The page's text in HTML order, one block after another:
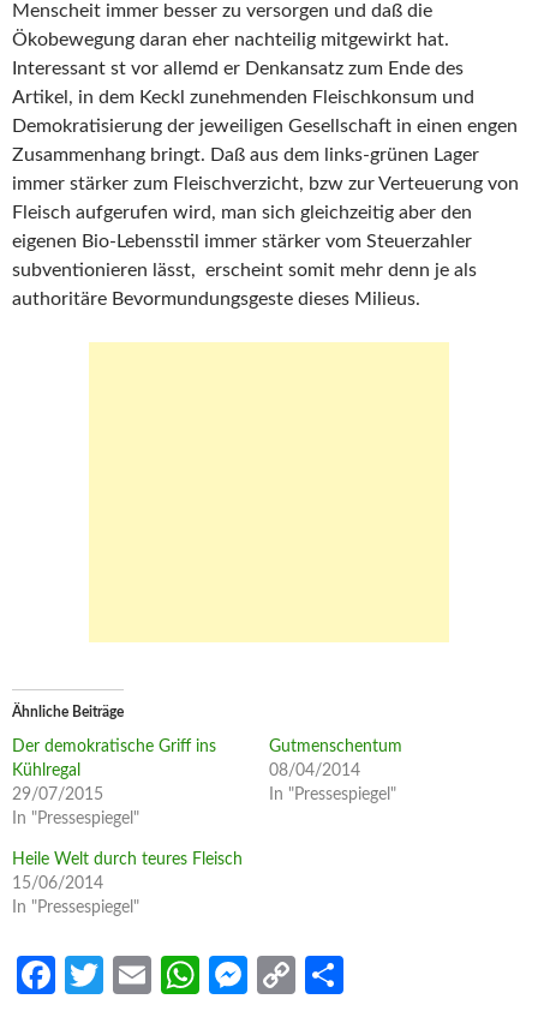
Menscheit immer besser zu versorgen und daß die
Ökobewegung daran eher nachteilig mitgewirkt hat.
Interessant st vor allemd er Denkansatz zum Ende des
Artikel, in dem Keckl zunehmenden Fleischkonsum und
Demokratisierung der jeweiligen Gesellschaft in einen engen
Zusammenhang bringt. Daß aus dem links-grünen Lager
immer stärker zum Fleischverzicht, bzw zur Verteuerung von
Fleisch aufgerufen wird, man sich gleichzeitig aber den
eigenen Bio-Lebensstil immer stärker vom Steuerzahler
subventionieren lässt, erscheint somit mehr denn je als
authoritäre Bevormundungsgeste dieses Milieus.
Ähnliche Beiträge
Der demokratische Griff ins
Kühlregal
29/07/2015
In "Pressespiegel"
Gutmenschentum
08/04/2014
In "Pressespiegel"
Heile Welt durch teures Fleisch
15/06/2014
In "Pressespiegel"
Fa
T
E
W
M
C